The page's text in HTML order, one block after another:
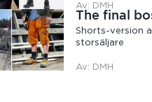
Av: DMH
The final
Shorts-version
storsäljare
Av: DMH